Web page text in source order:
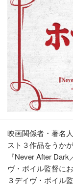
映画関係者・著名
スト３作品をうか
『Never After
ヴ・ボイル監督に
３デイヴ・ボイル